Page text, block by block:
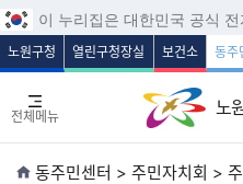
본문
주메뉴
보조메
푸터
이 누리집은 대한민국 공식
노원구청 열린구청장실 보건소 동주
노
전체메뉴
동주민센터 > 주민자치회 >